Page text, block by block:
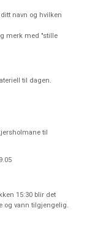
navn og hvilken
merk med "stille
til dagen.
til
15:30 blir det
og vann tilgjengelig.